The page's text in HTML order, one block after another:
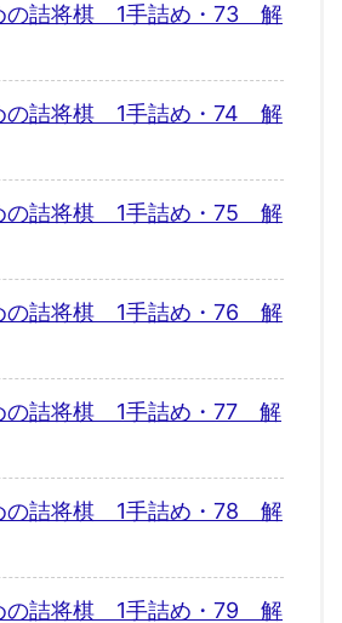
の詰将棋 1手詰め・73 解
の詰将棋 1手詰め・74 解
の詰将棋 1手詰め・75 解
の詰将棋 1手詰め・76 解
の詰将棋 1手詰め・77 解
の詰将棋 1手詰め・78 解
の詰将棋 1手詰め・79 解